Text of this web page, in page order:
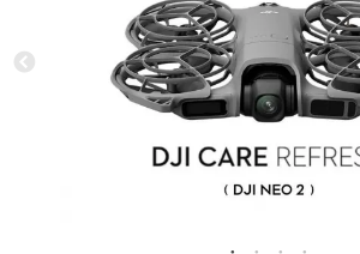
業務用ドローン・業務関連製品
水中ドローン(ROV)・水中スクーター
RC・ロボット部品